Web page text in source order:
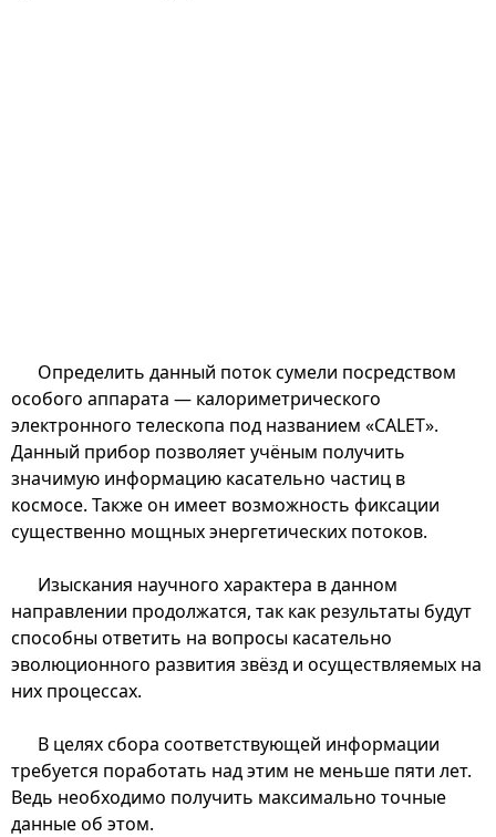
Определить данный поток сумели посредством
особого аппарата — калориметрического
электронного телескопа под названием «CALET».
Данный прибор позволяет учёным получить
значимую информацию касательно частиц в
космосе. Также он имеет возможность фиксации
существенно мощных энергетических потоков.
Изыскания научного характера в данном
направлении продолжатся, так как результаты будут
способны ответить на вопросы касательно
эволюционного развития звёзд и осуществляемых на
них процессах.
В целях сбора соответствующей информации
требуется поработать над этим не меньше пяти лет.
Ведь необходимо получить максимально точные
данные об этом.